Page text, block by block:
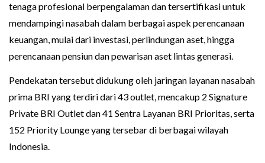
tenaga profesional berpengalaman dan tersertifikasi untuk
mendampingi nasabah dalam berbagai aspek perencanaan
keuangan, mulai dari investasi, perlindungan aset, hingga
perencanaan pensiun dan pewarisan aset lintas generasi.
Pendekatan tersebut didukung oleh jaringan layanan nasabah
prima BRI yang terdiri dari 43 outlet, mencakup 2 Signature
Private BRI Outlet dan 41 Sentra Layanan BRI Prioritas, serta
152 Priority Lounge yang tersebar di berbagai wilayah
Indonesia.